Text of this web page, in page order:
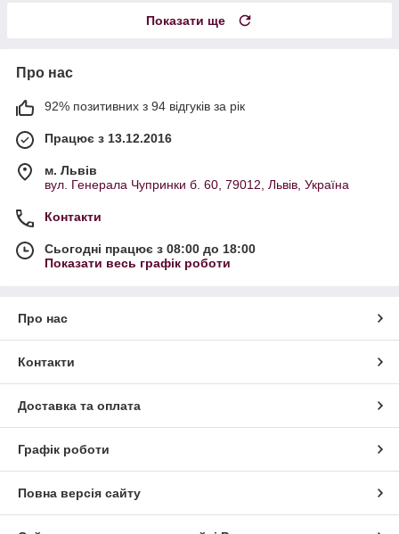
Показати ще
Про нас
92% позитивних з 94 відгуків за рік
Працює з 13.12.2016
м. Львів
вул. Генерала Чупринки б. 60, 79012, Львів, Україна
Контакти
Сьогодні працює з 08:00 до 18:00
Показати весь графік роботи
Про нас
Контакти
Доставка та оплата
Графік роботи
Повна версія сайту